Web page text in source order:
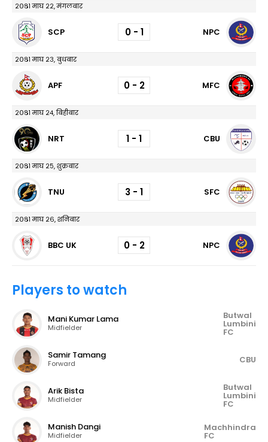
२०८१ माघ २२, मंगलबार
SCP 0 - 1 NPC
२०८१ माघ २३, बुधबार
APF 0 - 2 MFC
२०८१ माघ २४, बिहीबार
NRT 1 - 1 CBU
२०८१ माघ २५, शुक्रबार
TNU 3 - 1 SFC
२०८१ माघ २६, शनिबार
BBC UK 0 - 2 NPC
Players to watch
Mani Kumar Lama
Midfielder
Butwal
Lumbini
FC
Samir Tamang
Forward CBU
Arik Bista
Midfielder
Butwal
Lumbini
FC
Manish Dangi
Midfielder
Machhindra
FC